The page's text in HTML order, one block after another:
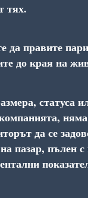
тях.
да правите
до края на
статуса
да се
пазар, пълен